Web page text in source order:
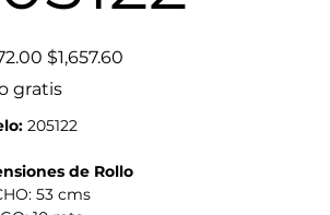
Precio
de
$1,657.60
gratis
205122
de Rollo
53 cms